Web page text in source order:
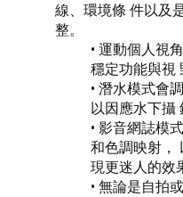
線、環境條 件以及
整。
• 運動個人視
穩定功能與視
• 潛水模式會
以因應水下攝
• 影音網誌模
和色調映射，
現更迷人的效
• 無論是自拍